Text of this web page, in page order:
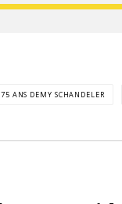
75 ANS DEMY SCHANDELER